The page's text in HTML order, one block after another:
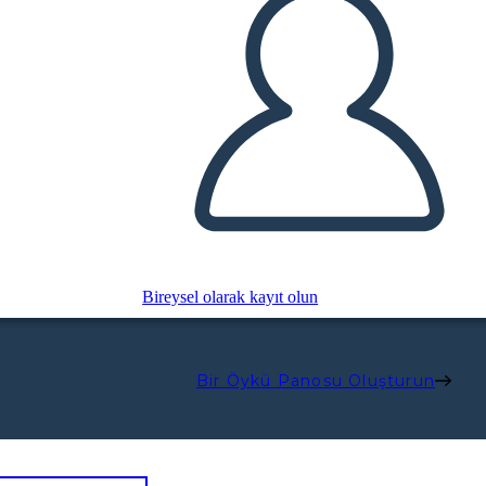
Bireysel olarak kayıt olun
Bir Öykü Panosu Oluşturun